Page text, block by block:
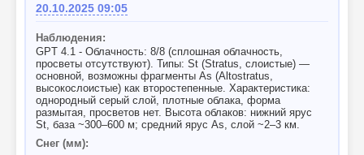
20.10.2025 09:05
Наблюдения:
GPT 4.1 - Облачность: 8/8 (сплошная облачность,
просветы отсутствуют). Типы: St (Stratus, слоистые) —
основной, возможны фрагменты As (Altostratus,
высокослоистые) как второстепенные. Характеристика:
однородный серый слой, плотные облака, форма
размытая, просветов нет. Высота облаков: нижний ярус
St, база ~300–600 м; средний ярус As, слой ~2–3 км.
Снег (мм):